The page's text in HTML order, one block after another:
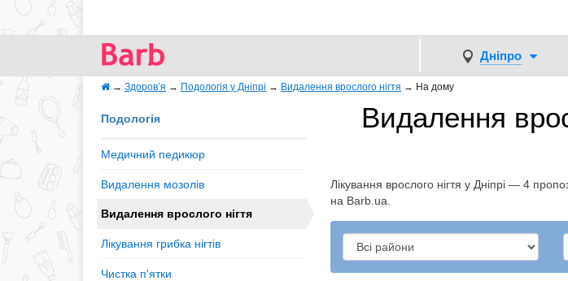
Дніпро
→ Здоров’я → Подологія у Дніпрі → Видалення врослого нігтя → На дому
Видалення
Лікування врослого нігтя у Дніпрі — 4
на Barb.ua.
Подологія
Медичний педикюр
Видалення мозолів
Видалення врослого нігтя
Лікування грибка нігтів
Чистка п'ятки